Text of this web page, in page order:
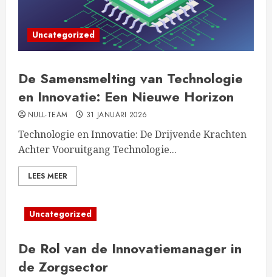
Uncategorized
De Samensmelting van Technologie
en Innovatie: Een Nieuwe Horizon
NULL-TEAM 31 JANUARI 2026
Technologie en Innovatie: De Drijvende Krachten
Achter Vooruitgang Technologie...
LEES MEER
Uncategorized
De Rol van de Innovatiemanager in
de Zorgsector